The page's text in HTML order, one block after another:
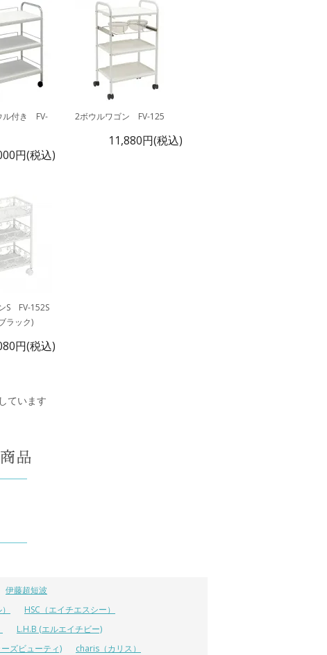
ル付き FV-
円(税込)
2ボウルワゴン FV-125
11,880円(税込)
S FV-152S
ラック)
円(税込)
ています
伊藤超短波
HSC（エイチエスシー）
L.H.B (エルエイチビー)
ズビューティ)
charis（カリス）